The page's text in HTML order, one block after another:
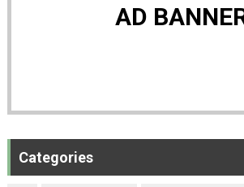
AD
Categories